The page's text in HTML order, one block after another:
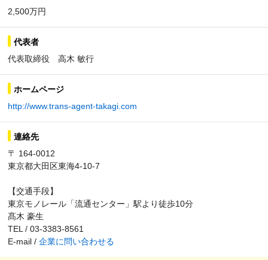
2,500万円
代表者
代表取締役 高木 敏行
ホームページ
http://www.trans-agent-takagi.com
連絡先
〒 164-0012
東京都大田区東海4-10-7
【交通手段】
東京モノレール「流通センター」駅より徒歩10分
髙木 豪生
TEL / 03-3383-8561
E-mail / 企業に問い合わせる